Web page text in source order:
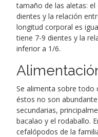
tamaño de las aletas:
dientes y la relación
longitud corporal es
tiene 7-9 dientes y la
inferior a 1/6.
Se alimenta sobre todo
éstos no son
secundarias,
bacalao y el rodaballo.
cefalópodos de la